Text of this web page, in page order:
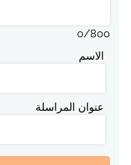
0/800
الاسم
عنوان المراسلة